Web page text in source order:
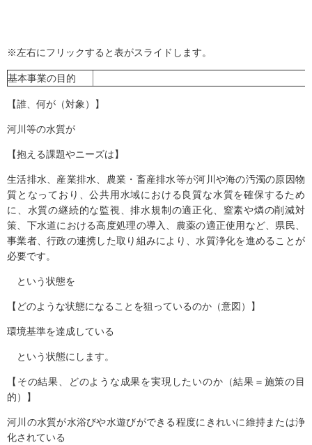
※左右にフリックすると表がスライドします。
基本事業の目的
【誰、何が（対象）】
河川等の水質が
【抱える課題やニーズは】
生活排水、産業排水、農業・畜産排水等が河川や海の汚濁の原因物
質となっており、公共用水域における良質な水質を確保するため
に、水質の継続的な監視、排水規制の適正化、窒素や燐の削減対
策、下水道における高度処理の導入、農薬の適正使用など、県民、
事業者、行政の連携した取り組みにより、水質浄化を進めることが
必要です。
という状態を
【どのような状態になることを狙っているのか（意図）】
環境基準を達成している
という状態にします。
【その結果、どのような成果を実現したいのか（結果＝施策の目
的）】
河川の水質が水浴びや水遊びができる程度にきれいに維持または浄
化されている